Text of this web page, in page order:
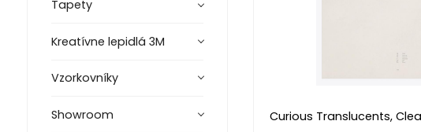
Tapety
Kreatívne lepidlá 3M
Vzorkovníky
Showroom Curious Translucents,